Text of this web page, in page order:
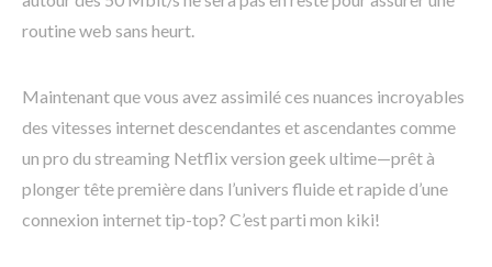
routine web sans heurt.
Maintenant que vous avez assimilé ces nuances incroyables
des vitesses internet descendantes et ascendantes comme
un pro du streaming Netflix version geek ultime—prêt à
plonger tête première dans l’univers fluide et rapide d’une
connexion internet tip-top? C’est parti mon kiki!